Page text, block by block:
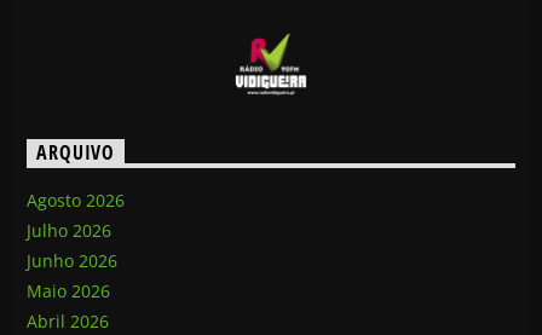
ARQUIVO
Agosto 2026
Julho 2026
Junho 2026
Maio 2026
Abril 2026